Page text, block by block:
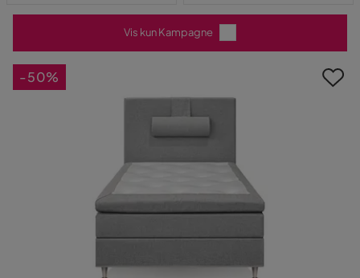
Vis kun Kampagne
-50%